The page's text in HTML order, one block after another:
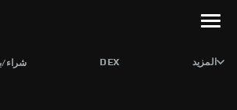
شراء/ DEX المزيد